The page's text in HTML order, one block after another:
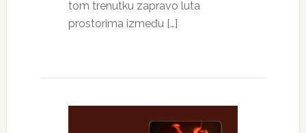
tom trenutku zapravo luta
prostorima između […]